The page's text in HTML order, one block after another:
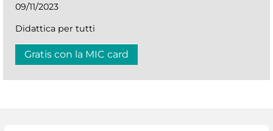
09/11/2023
Didattica per tutti
Gratis con la MIC card